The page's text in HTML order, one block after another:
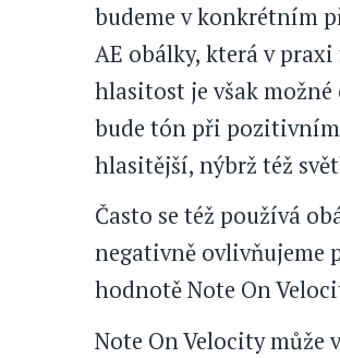
budeme v konkrétním
AE obálky, která v
hlasitost je však
bude tón při
hlasitější, nýbrž též
Často se též používá
negativně ovlivňujeme
hodnotě Note On
Note On Velocity